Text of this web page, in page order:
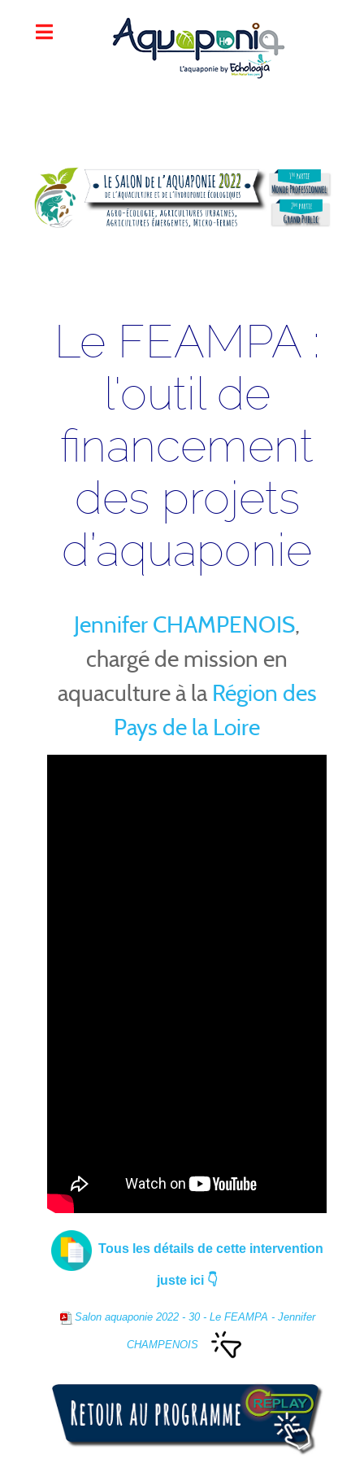
Le FEAMPA :
l'outil de
financement
des projets
d’aquaponie
Jennifer CHAMPENOIS,
chargé de mission en
aquaculture à la Région des
Pays de la Loire
Tous les détails de cette intervention
juste ici 👇
Salon aquaponie 2022 - 30 - Le FEAMPA - Jennifer
CHAMPENOIS